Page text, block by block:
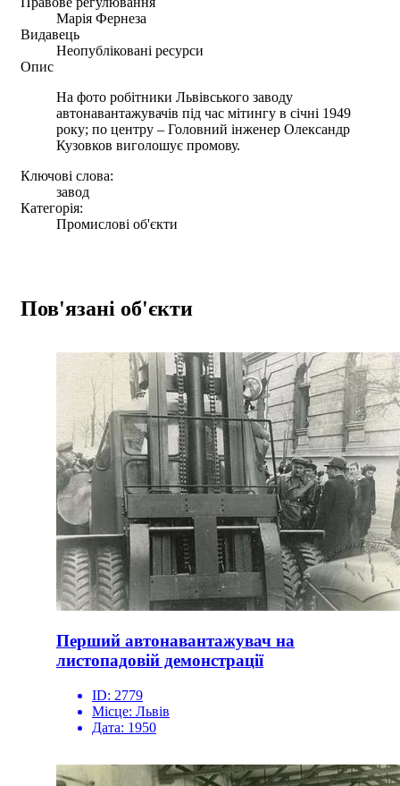
Марія Фернеза
Видавець
Неопубліковані ресурси
Опис
На фото робітники Львівського заводу
автонавантажувачів під час мітингу в січні 1949
року; по центру – Головний інженер Олександр
Кузовков виголошує промову.
Ключові слова:
завод
Категорія:
Промислові об'єкти
Пов'язані об'єкти
Перший автонавантажувач на
листопадовій демонстрації
ID: 2779
Місце: Львів
Дата: 1950